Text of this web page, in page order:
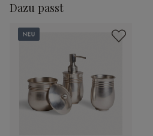
Dazu passt
Neu